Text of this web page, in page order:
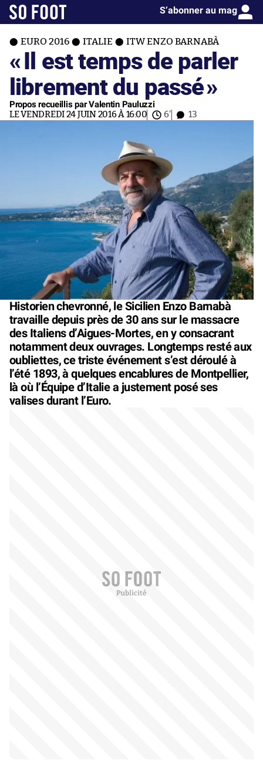
S’abonner au mag
EURO 2016 ITALIE ITW ENZO BARNABÀ
«Il est temps de parler
librement du passé»
Propos recueillis par Valentin Pauluzzi
LE VENDREDI 24 JUIN 2016 À 16:00 6' 13
Historien chevronné, le Sicilien Enzo Barnabà
travaille depuis près de 30 ans sur le massacre
des Italiens d’Aigues-Mortes, en y consacrant
notamment deux ouvrages. Longtemps resté aux
oubliettes, ce triste événement s’est déroulé à
l’été 1893, à quelques encablures de Montpellier,
là où l’Équipe d’Italie a justement posé ses
valises durant l’Euro.